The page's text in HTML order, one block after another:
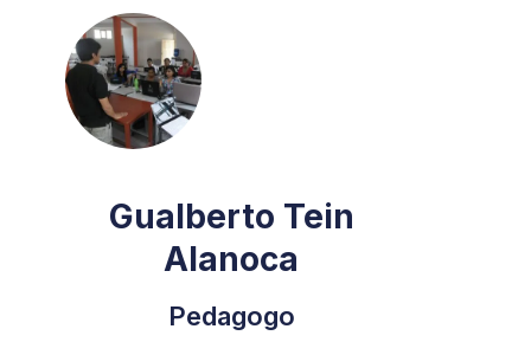
Gualberto Tein
Alanoca
Pedagogo